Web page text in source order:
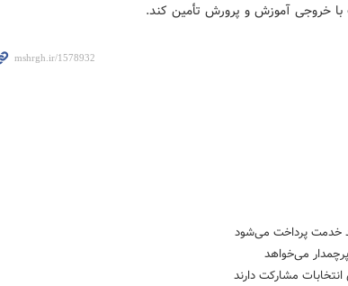
با خروجی آموزش و پرورش تأمین کند.
می‌خواهد